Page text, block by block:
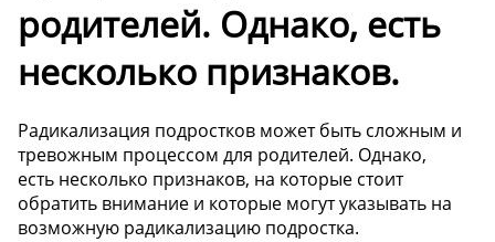
родителей. Однако, есть
несколько признаков.
Радикализация подростков может быть сложным и
тревожным процессом для родителей. Однако,
есть несколько признаков, на которые стоит
обратить внимание и которые могут указывать на
возможную радикализацию подростка.